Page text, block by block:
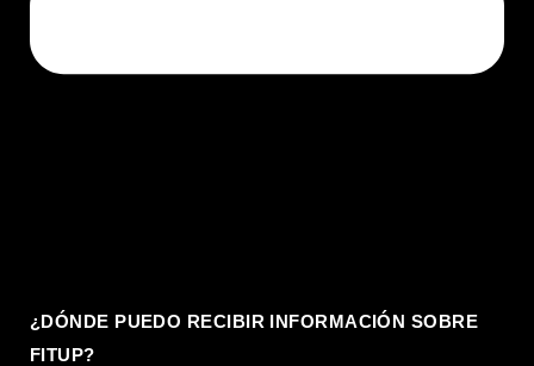
¿DÓNDE PUEDO RECIBIR INFORMACIÓN SOBRE
FITUP?